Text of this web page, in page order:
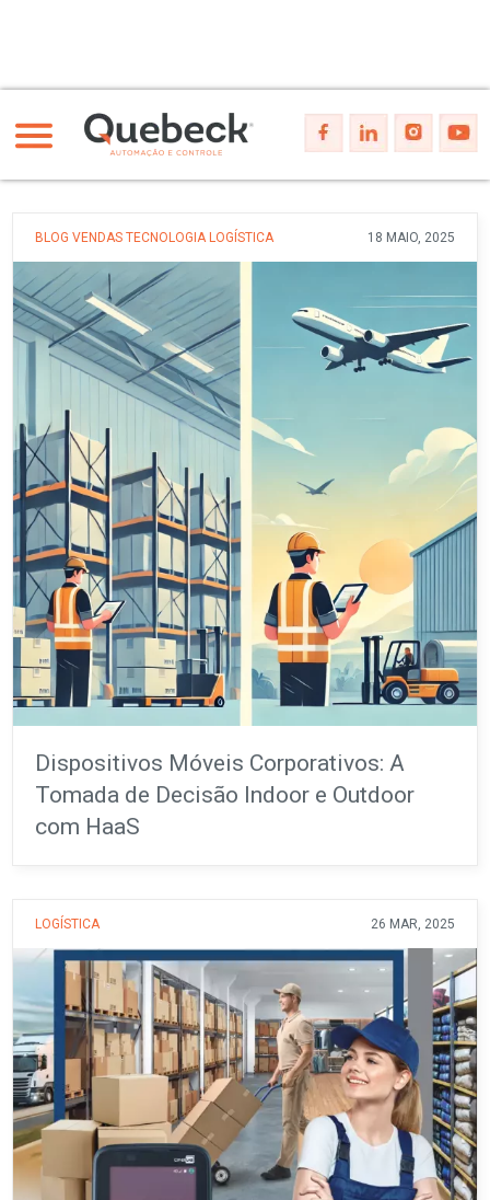
BLOG VENDAS TECNOLOGIA LOGÍSTICA 18 MAIO, 2025
Dispositivos Móveis Corporativos: A
Tomada de Decisão Indoor e Outdoor
com HaaS
LOGÍSTICA 26 MAR, 2025